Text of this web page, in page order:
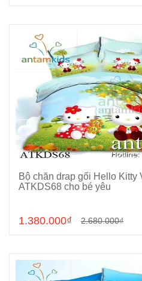
Chọn
Bộ chăn drap gối Hello
ATKDS68 cho bé yêu
1.380.000₫ 2.680.000₫